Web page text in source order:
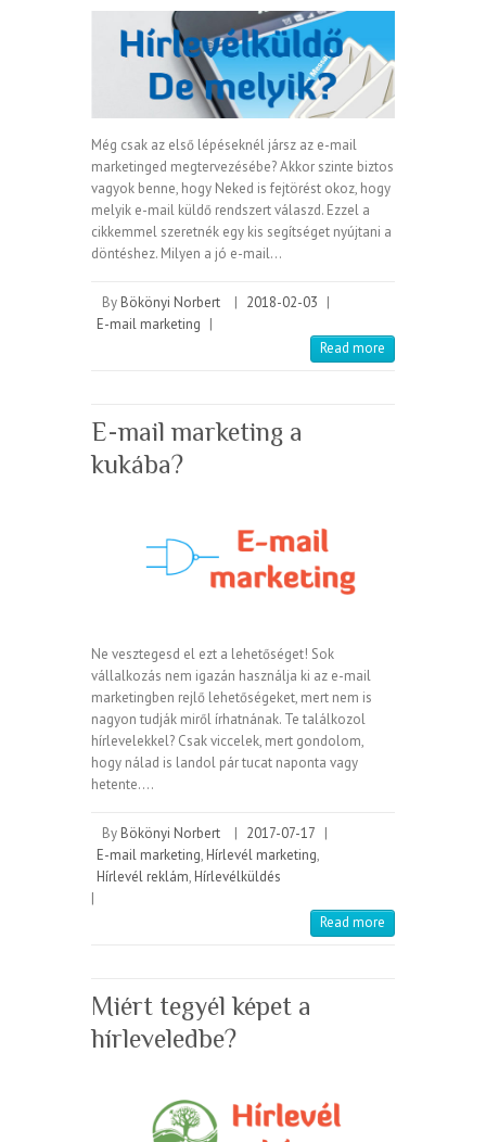
Még csak az első lépéseknél jársz az e-mail
marketinged megtervezésébe? Akkor szinte biztos
vagyok benne, hogy Neked is fejtörést okoz, hogy
melyik e-mail küldő rendszert válaszd. Ezzel a
cikkemmel szeretnék egy kis segítséget nyújtani a
döntéshez. Milyen a jó e-mail…
By Bökönyi Norbert | 2018-02-03 |
E-mail marketing |
Read more
E-mail marketing a
kukába?
Ne vesztegesd el ezt a lehetőséget! Sok
vállalkozás nem igazán használja ki az e-mail
marketingben rejlő lehetőségeket, mert nem is
nagyon tudják miről írhatnának. Te találkozol
hírlevelekkel? Csak viccelek, mert gondolom,
hogy nálad is landol pár tucat naponta vagy
hetente.…
By Bökönyi Norbert | 2017-07-17 |
E-mail marketing, Hírlevél marketing,
Hírlevél reklám, Hírlevélküldés
|
Read more
Miért tegyél képet a
hírleveledbe?